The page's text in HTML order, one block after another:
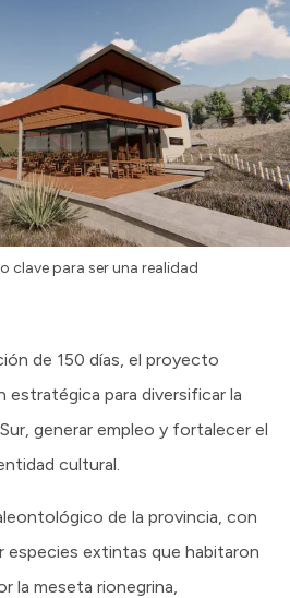
clave para ser una realidad
de 150 días, el proyecto
estratégica para diversificar la
generar empleo y fortalecer el
cultural.
de la provincia, con
especies extintas que habitaron
la meseta rionegrina,